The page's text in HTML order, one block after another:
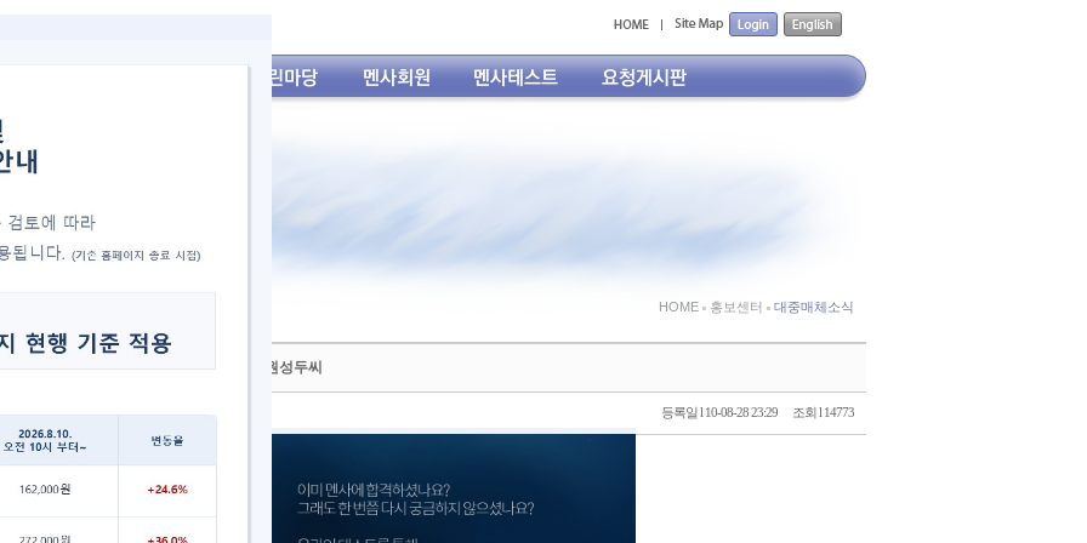
HOME 홍보센터 대중매체소식
랜서 아나운서 전혜원씨와 언론사 기자 원성두씨
등록일 l 10-08-28 23:29 조회 l 14773